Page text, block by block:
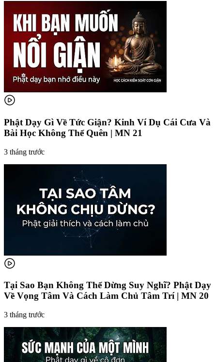
Phật Dạy Gì Về Tức Giận? Kinh Ví Dụ Cái Cưa Và
Bài Học Không Thể Quên | MN 21
3 tháng trước
Tại Sao Bạn Không Thể Dừng Suy Nghĩ? Phật Dạy
Về Vọng Tâm Và Cách Làm Chủ Tâm Trí | MN 20
3 tháng trước